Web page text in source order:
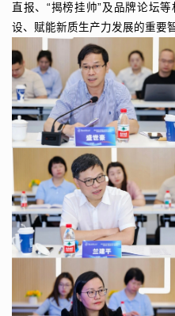
直报、“揭榜挂帅”及品牌论坛
设、赋能新质生产力发展的重要